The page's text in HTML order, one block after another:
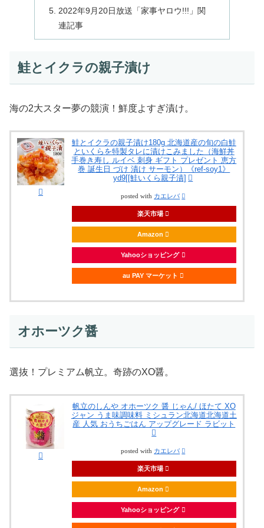
2022年9月20日放送「家事ヤロウ!!!」関
連記事
鮭とイクラの親子漬け
海の2大スター夢の競演！鮮度よすぎ漬け。
鮭とイクラの親子漬け180g 北海道産の旬の白鮭
といくらを特製タレに漬けこみました（海鮮丼
手巻き寿し ルイベ 刺身 ギフト プレゼント 恵方
巻 誕生日 づけ 漬け サーモン）《ref-soy1》
yd9[[鮭いくら親子漬]
posted with カエレバ
楽天市場
Amazon
Yahooショッピング
au PAY マーケット
オホーツク醤
選抜！プレミアム帆立。奇跡のXO醤。
帆立のしんや オホーツク 醤 じゃん/ ほたて XO
ジャン うま味調味料 ミシュラン北海道北海道土
産 人気 おうちごはん アップグレード ラビット
posted with カエレバ
楽天市場
Amazon
Yahooショッピング